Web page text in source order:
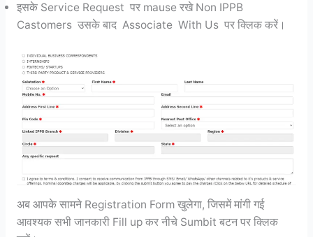
इसके Service Request पर mause रखे Non IPPB
Castomers उसके बाद Associate With Us पर क्लिक करें।
अब आपके सामने Registration Form खुलेगा, जिसमें मांगी गई
आवश्यक सभी जानकारी Fill up कर नीचे Sumbit बटन पर क्लिक